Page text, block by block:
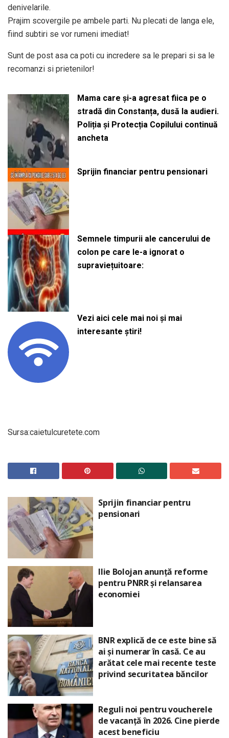
denivelarile.
Prajim scovergile pe ambele parti. Nu plecati de langa ele,
fiind subtiri se vor rumeni imediat!
Sunt de post asa ca poti cu incredere sa le prepari si sa le
recomanzi si prietenilor!
Mama care și-a agresat fiica pe o
stradă din Constanța, dusă la audieri.
Poliția și Protecția Copilului continuă
ancheta
Sprijin financiar pentru pensionari
Semnele timpurii ale cancerului de
colon pe care le-a ignorat o
supraviețuitoare:
Vezi aici cele mai noi și mai
interesante știri!
Sursa:caietulcuretete.com
Sprijin financiar pentru
pensionari
Ilie Bolojan anunță reforme
pentru PNRR și relansarea
economiei
BNR explică de ce este bine să
ai și numerar în casă. Ce au
arătat cele mai recente teste
privind securitatea băncilor
Reguli noi pentru voucherele
de vacanță în 2026. Cine pierde
acest beneficiu